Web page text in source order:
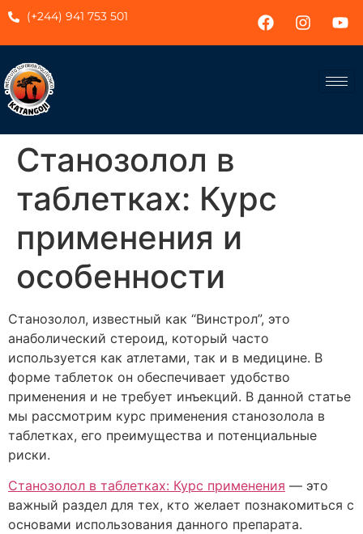
(+244) 941 753 501
Станозолол в
таблетках: Курс
применения и
особенности
Станозолол, известный как “Винстрол”, это
анаболический стероид, который часто
используется как атлетами, так и в медицине. В
форме таблеток он обеспечивает удобство
применения и не требует инъекций. В данной статье
мы рассмотрим курс применения станозолола в
таблетках, его преимущества и потенциальные
риски.
Станозолол в таблетках: Курс применения — это
важный раздел для тех, кто желает познакомиться с
основами использования данного препарата.